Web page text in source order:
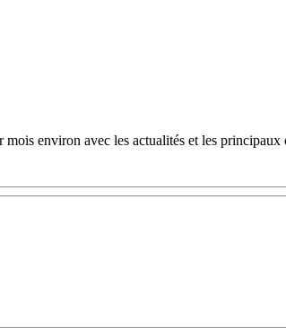
environ avec les actualités et les principaux